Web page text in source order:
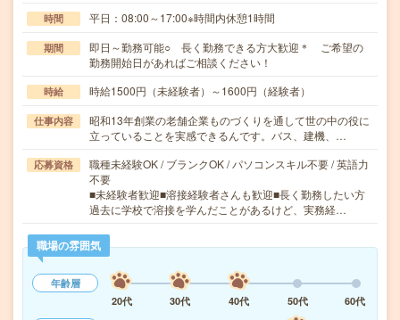
時間 平日：08:00～17:00※時間内休憩1時間
期間
即日～勤務可能○ 長く勤務できる方大歓迎＊ ご希望の
勤務開始日があればご相談ください！
時給 時給1500円（未経験者）～1600円（経験者）
仕事内容
昭和13年創業の老舗企業ものづくりを通して世の中の役に
立っていることを実感できるんです。バス、建機、…
応募資格
職種未経験OK / ブランクOK / パソコンスキル不要 / 英語力
不要
■未経験者歓迎■溶接経験者さんも歓迎■長く勤務したい方
過去に学校で溶接を学んだことがあるけど、実務経…
職場の雰囲気
年齢層
20代
30代 40代 50代
60代